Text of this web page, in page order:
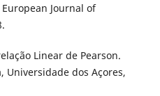
Journal of
Linear de Pearson.
Universidade dos Açores,